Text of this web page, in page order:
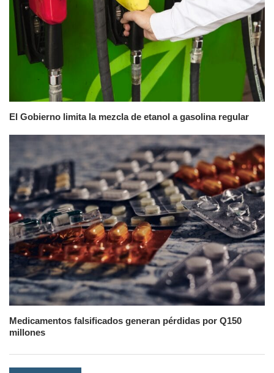
El Gobierno limita la mezcla de etanol a gasolina regular
Medicamentos falsificados generan pérdidas por Q150
millones